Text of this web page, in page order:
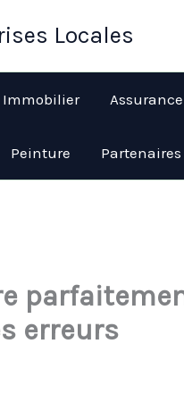
Locales
Immobilier Assurance
Peinture Partenaires
erreurs